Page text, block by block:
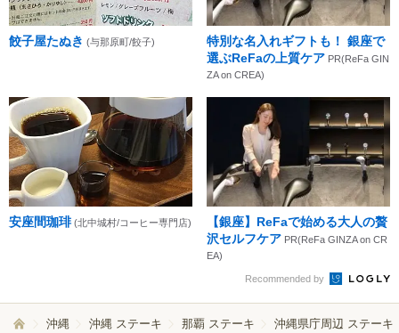
餃子屋たぬき (与那原町/餃子)
特別な名入れギフトも！ 銀座で
選ぶReFaの上質ケア PR(ReFa GIN
ZA on CREA)
安座間珈琲 (北中城村/コーヒー専門店)
【銀座】ReFaで始める大人の贅
沢セルフケア PR(ReFa GINZA on CR
EA)
Recommended by
沖縄 沖縄 ステーキ 那覇 ステーキ 沖縄県庁周辺 ステーキ